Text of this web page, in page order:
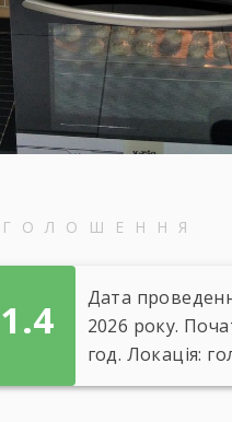
1.4
Дата
2026 року.
год. Локація:
корпус ліцею